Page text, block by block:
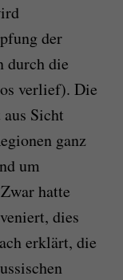
der
durch die
verlief). Die
Sicht
ganz
um
hatte
dies
erklärt, die